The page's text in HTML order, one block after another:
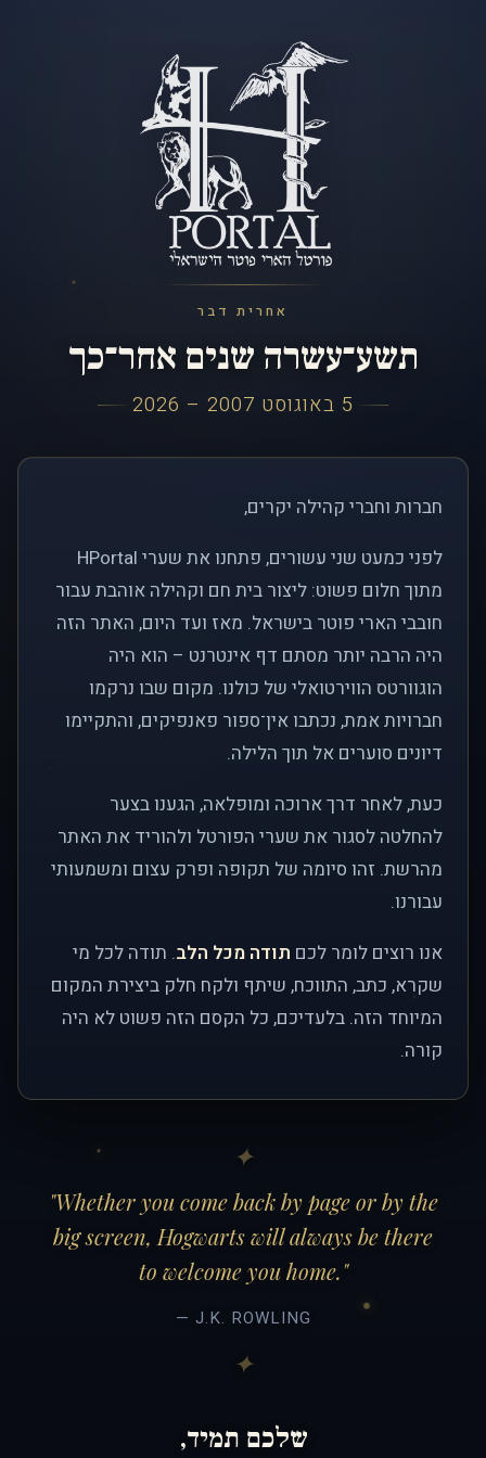
אחרית דבר
תשע־עשרה שנים אחר־כך
5 באוגוסט 2007 – 2026
חברות וחברי קהילה יקרים,
לפני כמעט שני עשורים, פתחנו את שערי HPortal
מתוך חלום פשוט: ליצור בית חם וקהילה אוהבת עבור
חובבי הארי פוטר בישראל. מאז ועד היום, האתר הזה
היה הרבה יותר מסתם דף אינטרנט – הוא היה
הוגוורטס הווירטואלי של כולנו. מקום שבו נרקמו
חברויות אמת, נכתבו אין־ספור פאנפיקים, והתקיימו
דיונים סוערים אל תוך הלילה.
כעת, לאחר דרך ארוכה ומופלאה, הגענו בצער
להחלטה לסגור את שערי הפורטל ולהוריד את האתר
מהרשת. זהו סיומה של תקופה ופרק עצום ומשמעותי
עבורנו.
אנו רוצים לומר לכם תודה מכל הלב. תודה לכל מי
שקרא, כתב, התווכח, שיתף ולקח חלק ביצירת המקום
המיוחד הזה. בלעדיכם, כל הקסם הזה פשוט לא היה
קורה.
"Whether you come back by page or by the
big screen, Hogwarts will always be there
to welcome you home."
— J.K. ROWLING
שלכם תמיד,